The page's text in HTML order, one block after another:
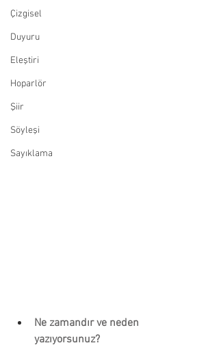
Çizgisel
Duyuru
Eleştiri
Hoparlör
Şiir
Söyleşi
Sayıklama
Ne zamandır ve neden
yazıyorsunuz?